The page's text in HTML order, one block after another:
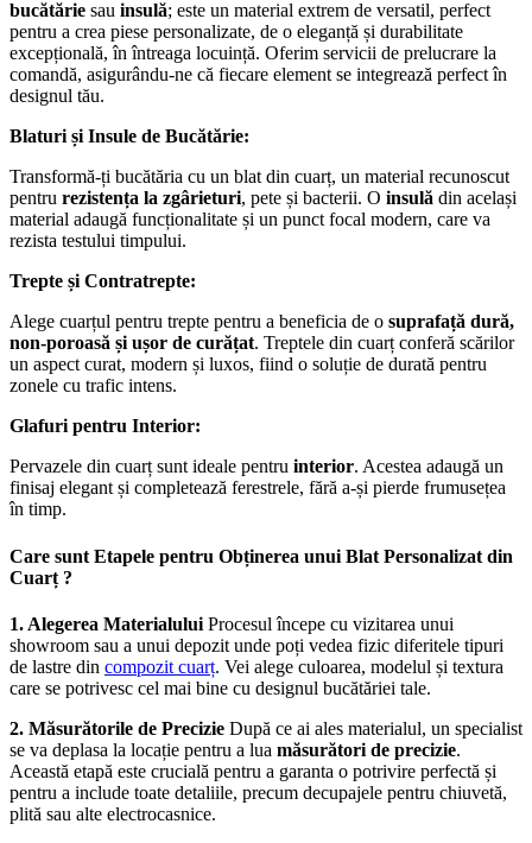
bucătărie sau insulă; este un material extrem de versatil, perfect
pentru a crea piese personalizate, de o eleganță și durabilitate
excepțională, în întreaga locuință. Oferim servicii de prelucrare la
comandă, asigurându-ne că fiecare element se integrează perfect în
designul tău.
Blaturi și Insule de Bucătărie:
Transformă-ți bucătăria cu un blat din cuarț, un material recunoscut
pentru rezistența la zgârieturi, pete și bacterii. O insulă din același
material adaugă funcționalitate și un punct focal modern, care va
rezista testului timpului.
Trepte și Contratrepte:
Alege cuarțul pentru trepte pentru a beneficia de o suprafață dură,
non-poroasă și ușor de curățat. Treptele din cuarț conferă scărilor
un aspect curat, modern și luxos, fiind o soluție de durată pentru
zonele cu trafic intens.
Glafuri pentru Interior:
Pervazele din cuarț sunt ideale pentru interior. Acestea adaugă un
finisaj elegant și completează ferestrele, fără a-și pierde frumusețea
în timp.
Care sunt Etapele pentru Obținerea unui Blat Personalizat din
Cuarț ?
1. Alegerea Materialului Procesul începe cu vizitarea unui
showroom sau a unui depozit unde poți vedea fizic diferitele tipuri
de lastre din compozit cuarț. Vei alege culoarea, modelul și textura
care se potrivesc cel mai bine cu designul bucătăriei tale.
2. Măsurătorile de Precizie După ce ai ales materialul, un specialist
se va deplasa la locație pentru a lua măsurători de precizie.
Această etapă este crucială pentru a garanta o potrivire perfectă și
pentru a include toate detaliile, precum decupajele pentru chiuvetă,
plită sau alte electrocasnice.